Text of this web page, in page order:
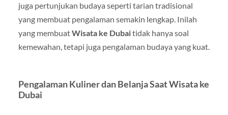
juga pertunjukan budaya seperti tarian tradisional
yang membuat pengalaman semakin lengkap. Inilah
yang membuatWisata ke Dubaitidak hanya soal
kemewahan, tetapi juga pengalaman budaya yang kuat.
Pengalaman Kuliner dan Belanja Saat Wisata ke
Dubai